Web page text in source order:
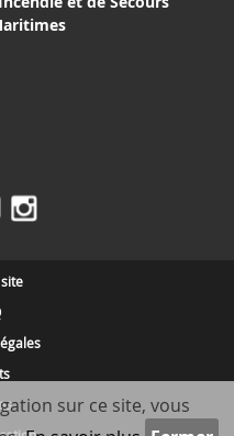
sur ce site, vous